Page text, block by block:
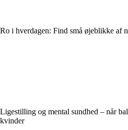
Ro i hverdagen: Find små øjeblikke af
Ligestilling og mental sundhed – når
kvinder